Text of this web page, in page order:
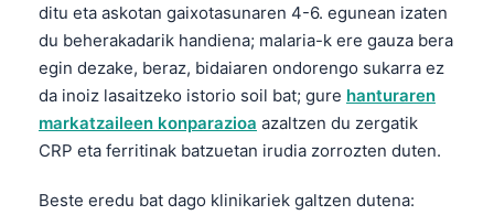
ditu eta askotan gaixotasunaren 4-6. egunean izaten
du beherakadarik handiena; malaria-k ere gauza bera
egin dezake, beraz, bidaiaren ondorengo sukarra ez
da inoiz lasaitzeko istorio soil bat; gure hanturaren
markatzaileen konparazioa azaltzen du zergatik
CRP eta ferritinak batzuetan irudia zorrozten duten.
Beste eredu bat dago klinikariek galtzen dutena:
Ślōnskŏ gŏdka